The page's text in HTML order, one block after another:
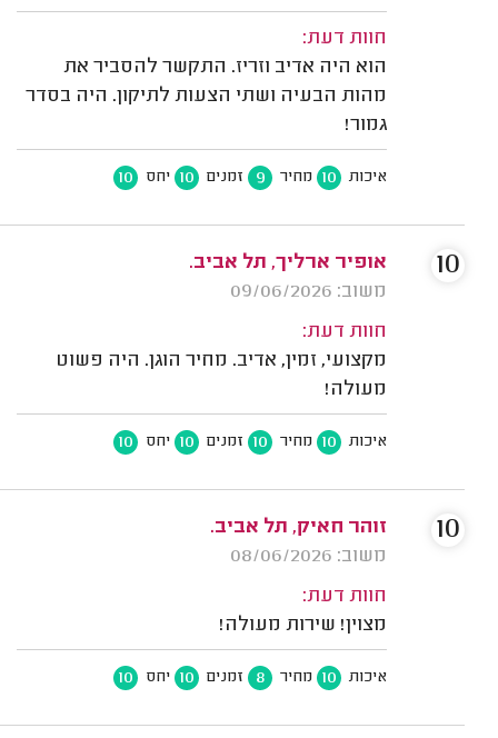
חוות דעת:
הוא היה אדיב וזריז. התקשר להסביר את
מהות הבעיה ושתי הצעות לתיקון. היה בסדר
גמור!
איכות 10 מחיר 9 זמנים 10 יחס 10
אופיר ארליך, תל אביב.
משוב: 09/06/2026
חוות דעת:
מקצועי, זמין, אדיב. מחיר הוגן. היה פשוט
מעולה!
איכות 10 מחיר 10 זמנים 10 יחס 10
10
זוהר חאיק, תל אביב.
משוב: 08/06/2026
חוות דעת:
מצוין! שירות מעולה!
איכות 10 מחיר 8 זמנים 10 יחס 10
10